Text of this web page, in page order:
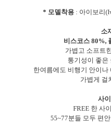
* 모델착용: 아이보리
소
비스코스 80%,
가볍고 소프트
통기성이 좋은
한여름에도 비행기 안이나
가볍게 걸
사
FREE 한 사
55~77분들 모두 편